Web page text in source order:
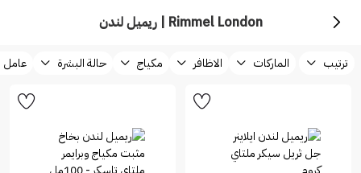
Rimmel London | ريميل لندن
ترتيب الماركات الاظافر مكياج حالة البشرة عامل